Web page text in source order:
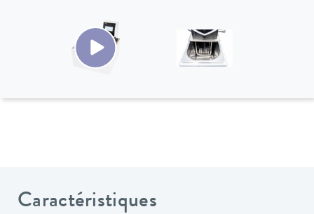
Caractéristiques